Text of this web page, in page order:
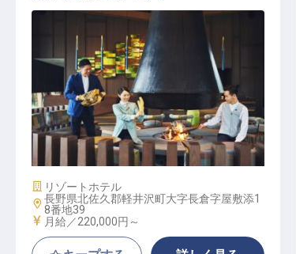
レストランレセプショニスト│単身
寮・住宅手当／完全週休2日制／賞
与年2
施設業態
リゾートホテル
勤務地
長野県北佐久郡軽井沢町大字長倉字屋敷添1
8番地39
給与
月給／220,000円～